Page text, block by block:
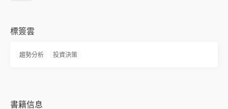
標簽雲
趨勢分析 投資決策
書籍信息